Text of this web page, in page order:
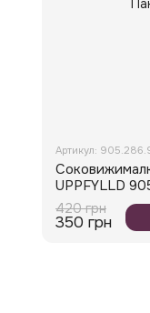
Артикул:
UPPFYLLD
420 грн
350 грн